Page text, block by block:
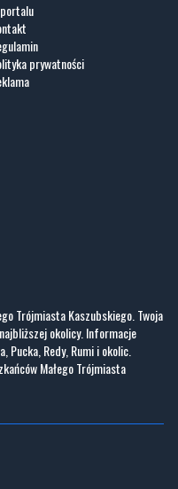
prywatności
Trójmiasta Kaszubskiego. Twoja
okolicy. Informacje
Pucka, Redy, Rumi i okolic.
Małego Trójmiasta